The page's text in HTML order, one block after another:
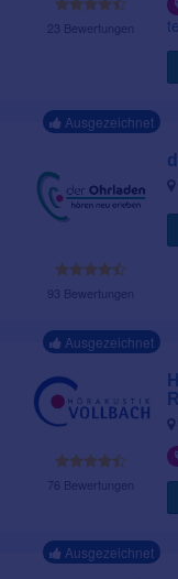
23 Bewertungen
Ausgezeichnet
93 Bewertungen
Ausgezeichnet
76 Bewertungen
Ausgezeichnet